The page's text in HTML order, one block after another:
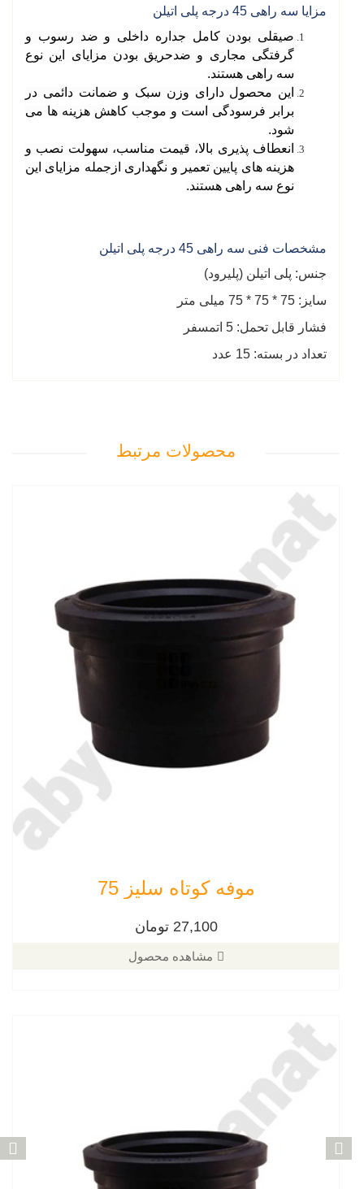
مزایا سه راهی 45 درجه پلی اتیلن
صیقلی بودن کامل جداره داخلی و ضد رسوب و
گرفتگی مجاری و ضدحریق بودن مزایای این نوع
سه راهی هستند.
این محصول دارای وزن سبک و ضمانت دائمی در
برابر فرسودگی است و موجب کاهش هزینه ها می
شود.
انعطاف پذیری بالا، قیمت مناسب، سهولت نصب و
هزینه های پایین تعمیر و نگهداری ازجمله مزایای این
نوع سه راهی هستند.
مشخصات فنی سه راهی 45 درجه پلی اتیلن
جنس: پلی اتیلن (پلیرود)
سایز: 75 * 75 * 75 میلی متر
فشار قابل تحمل: 5 اتمسفر
تعداد در بسته: 15 عدد
محصولات مرتبط
موفه کوتاه سلیز 75
27,100 تومان
مشاهده محصول